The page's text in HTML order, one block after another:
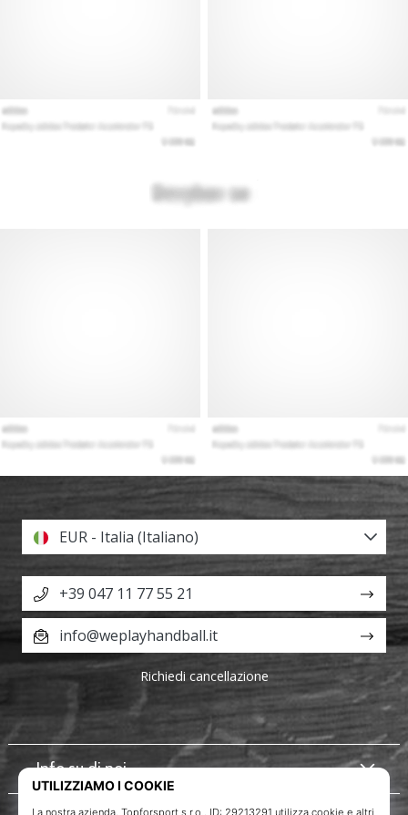
Info su di noi
EUR - Italia (Italiano)
+39 047 11 77 55 21
info@weplayhandball.it
Richiedi cancellazione